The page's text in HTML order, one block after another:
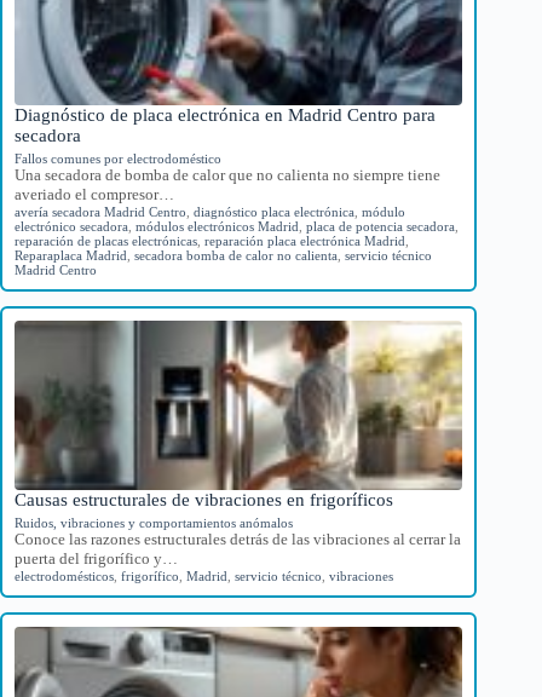
Diagnóstico de placa electrónica en Madrid Centro para
secadora
Fallos comunes por electrodoméstico
Una secadora de bomba de calor que no calienta no siempre tiene
averiado el compresor…
avería secadora Madrid Centro diagnóstico placa electrónica módulo
electrónico secadora módulos electrónicos Madrid placa de potencia secadora
reparación de placas electrónicas reparación placa electrónica Madrid
Reparaplaca Madrid
secadora bomba de calor no calienta servicio técnico
Madrid Centro
Causas estructurales de vibraciones en frigoríficos
Ruidos, vibraciones y comportamientos anómalos
Conoce las razones estructurales detrás de las vibraciones al cerrar la
puerta del frigorífico y…
electrodomésticos frigorífico Madrid servicio técnico vibraciones